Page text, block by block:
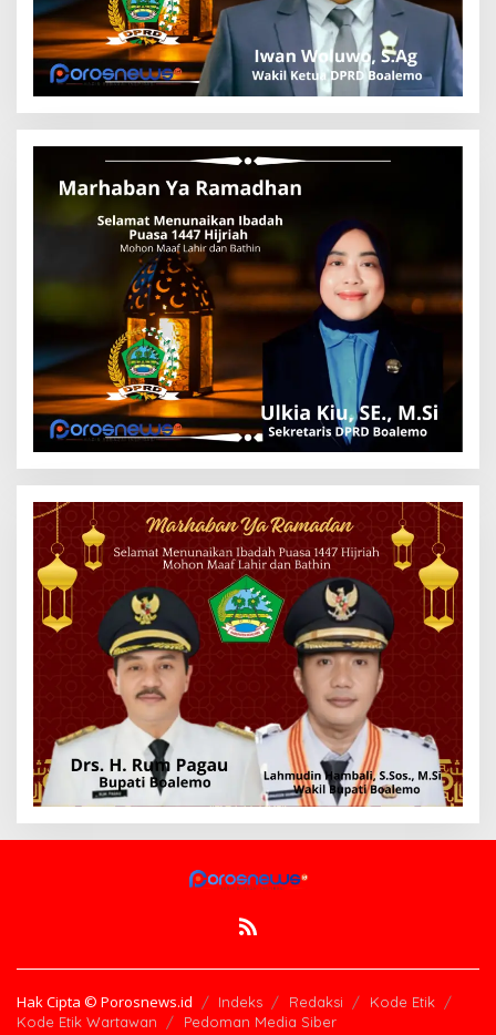
Hak Cipta © Porosnews.id Indeks Redaksi
Kode Etik
Kode Etik Wartawan
Pedoman Media Siber